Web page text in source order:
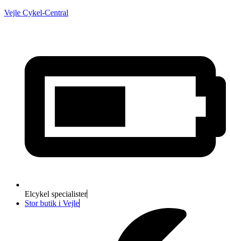
Vejle Cykel-Central
Elcykel specialister
Stor butik i Vejle